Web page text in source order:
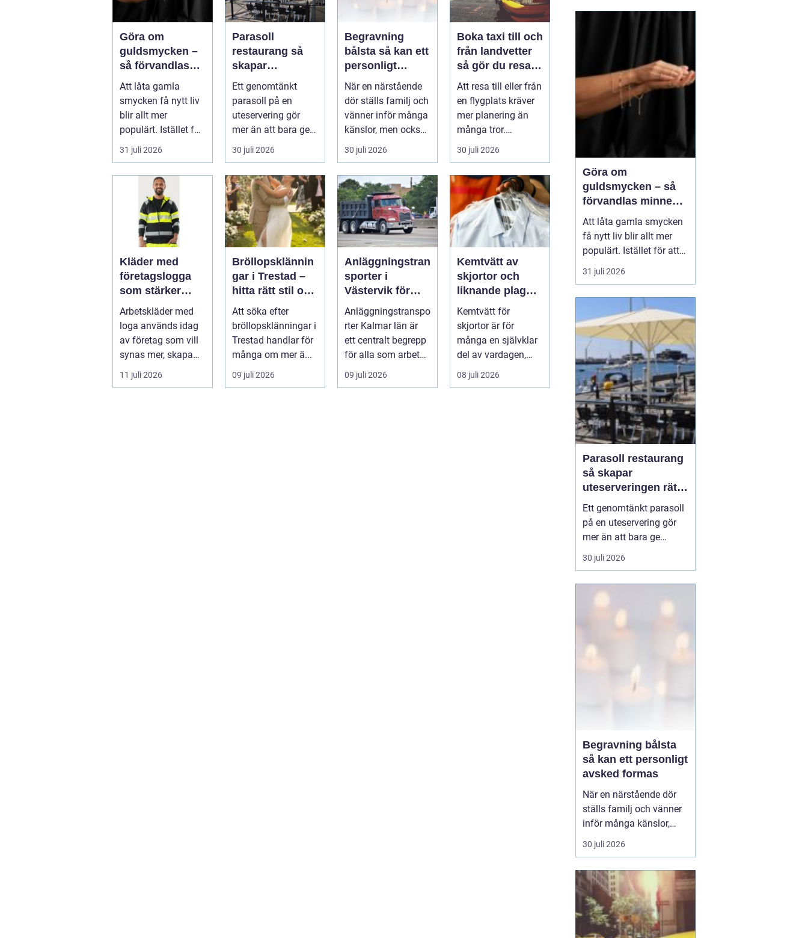
Göra om
guldsmycken –
så förvandlas
minnen till nya
favoriter
Att låta gamla
smycken få nytt liv
blir allt mer
populärt. Istället för
a...
31 juli 2026
Parasoll
restaurang så
skapar
uteserveringen
rätt känsla året
runt
Ett genomtänkt
parasoll på en
uteservering gör
mer än att bara ge
skugga. Det
påverkar hur länge
gäs...
30 juli 2026
Begravning
bålsta så kan ett
personligt
avsked formas
När en närstående
dör ställs familj och
vänner inför många
känslor, men också
praktiska beslut. En
b...
30 juli 2026
Boka taxi till och
från landvetter
så gör du resan
trygg och
smidig
Att resa till eller från
en flygplats kräver
mer planering än
många tror.
Flygtider, packning,
säker...
30 juli 2026
Kläder med
företagslogga
som stärker
varumärket
varje dag
Arbetskläder med
loga används idag
av företag som vill
synas mer, skapa
stolthet inte...
11 juli 2026
Bröllopsklännin
gar i Trestad –
hitta rätt stil och
passform inför
den stora dagen
Att söka efter
bröllopsklänningar i
Trestad handlar för
många om mer ä...
09 juli 2026
Anläggningstran
sporter i
Västervik för
effektiva
byggprojekt
Anläggningstranspo
rter Kalmar län är
ett centralt begrepp
för alla som arbetar
m...
09 juli 2026
Kemtvätt av
skjortor och
liknande plagg:
Så fungerar
professionell
klädvård i
praktiken
Kemtvätt för
skjortor är för
många en självklar
del av vardagen,
men ...
08 juli 2026
svårt att formulera i ord.
sekunder, oavsett om
mottagaren befinner sig
på konto...
Göra om
guldsmycken – så
förvandlas minnen
till nya favoriter
Att låta gamla smycken
få nytt liv blir allt mer
populärt. Istället för att
låta arvegods ligga i en
låda kan de formas om
passar stilen i dag och
bär med sig historien.
N&au...
31 juli 2026
Parasoll restaurang
så skapar
uteserveringen rätt
känsla året runt
Ett genomtänkt parasoll
på en uteservering gör
mer än att bara ge
skugga. Det påverkar hur
länge gästerna stannar,
och om de väljer att
komma tillbaka. När
kraven på komfort,
30 juli 2026
Begravning bålsta
så kan ett personligt
avsked formas
När en närstående dör
ställs familj och vänner
inför många känslor,
men också praktiska
beslut.
ceremoni i någon av
Håbo församlings kyrkor
eller ka...
30 juli 2026